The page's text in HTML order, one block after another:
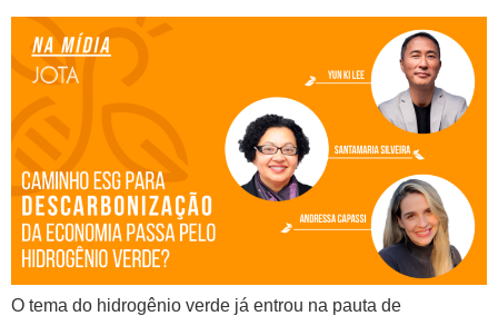
O tema do hidrogênio verde já entrou na pauta de